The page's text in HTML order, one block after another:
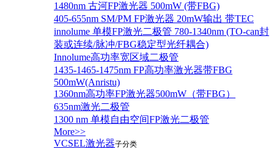
1480nm 古河FP激光器 500mW (带FBG)
405-655nm SM/PM FP激光器 20mW输出 带TEC
innolume 单模FP激光二极管 780-1340nm (TO-can封
装或连续/脉冲/FBG稳定型光纤耦合)
Innolume高功率宽区域二极管
1435-1465-1475nm FP高功率激光器带FBG
500mW(Anristu)
1360nm高功率FP激光器500mW（带FBG）
635nm激光二极管
1300 nm 单模自由空间FP激光二极管
More>>
VCSEL激光器子分类